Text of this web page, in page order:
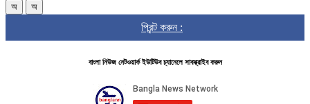
অ অ
প্রিন্ট করুন :
বাংলা নিউজ নেটওয়ার্ক ইউটিউব চ্যানেলে সাবস্ক্রাইব করুন